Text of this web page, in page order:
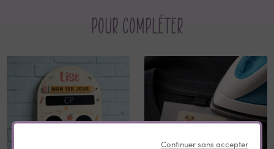
Pour compléter
Continuer sans accepter